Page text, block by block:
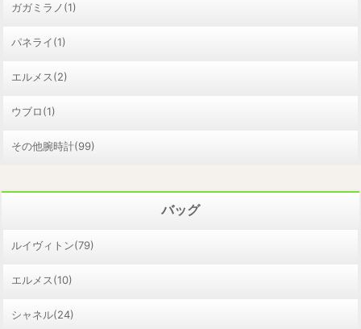
ガガミラノ(1)
パネライ(1)
エルメス(2)
ウブロ(1)
その他腕時計(99)
バッグ
ルイヴィトン(79)
エルメス(10)
シャネル(24)